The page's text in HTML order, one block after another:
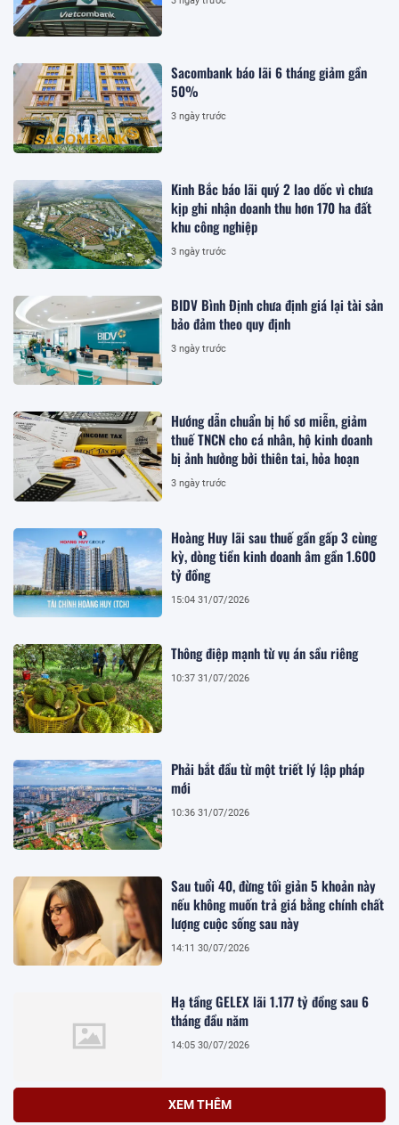
Sacombank báo lãi 6 tháng giảm gần
50%
3 ngày trước
Kinh Bắc báo lãi quý 2 lao dốc vì chưa
kịp ghi nhận doanh thu hơn 170 ha đất
khu công nghiệp
3 ngày trước
BIDV Bình Định chưa định giá lại tài sản
bảo đảm theo quy định
3 ngày trước
Hướng dẫn chuẩn bị hồ sơ miễn, giảm
thuế TNCN cho cá nhân, hộ kinh doanh
bị ảnh hưởng bởi thiên tai, hỏa hoạn
3 ngày trước
Hoàng Huy lãi sau thuế gần gấp 3 cùng
kỳ, dòng tiền kinh doanh âm gần 1.600
tỷ đồng
15:04 31/07/2026
Thông điệp mạnh từ vụ án sầu riêng
10:37 31/07/2026
Phải bắt đầu từ một triết lý lập pháp
mới
10:36 31/07/2026
Sau tuổi 40, đừng tối giản 5 khoản này
nếu không muốn trả giá bằng chính chất
lượng cuộc sống sau này
14:11 30/07/2026
Hạ tầng GELEX lãi 1.177 tỷ đồng sau 6
tháng đầu năm
14:05 30/07/2026
XEM THÊM